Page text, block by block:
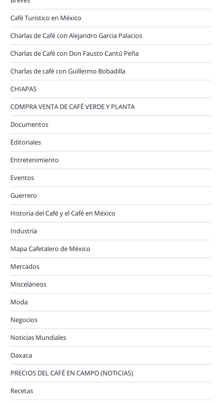
Café Turistico en México
Charlas de Café con Alejandro Garcia Palacios
Charlas de Café con Don Fausto Cantú Peña
Charlas de café con Guillermo Bobadilla
CHIAPAS
COMPRA VENTA DE CAFÉ VERDE Y PLANTA
Documentos
Editoriales
Entretenimiento
Eventos
Guerrero
Historia del Café y el Café en México
Industria
Mapa Cafetalero de México
Mercados
Misceláneos
Moda
Negocios
Noticias Mundiales
Oaxaca
PRECIOS DEL CAFÉ EN CAMPO (NOTICIAS)
Recetas